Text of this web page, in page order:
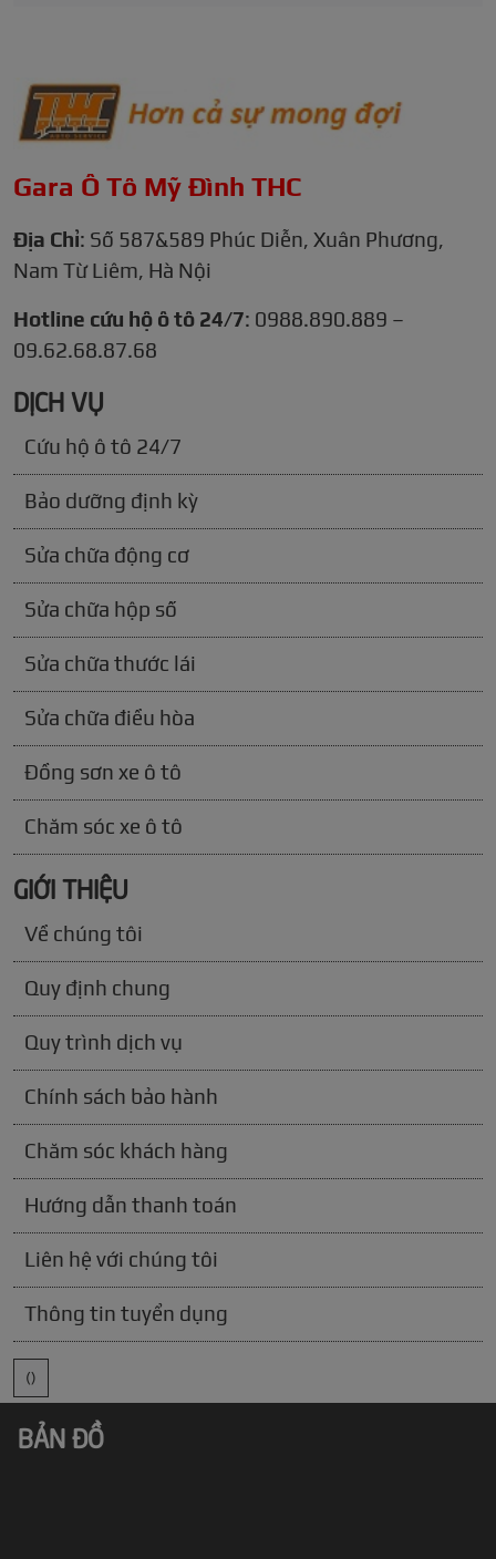
Gara Ô Tô Mỹ Đình THC
Địa Chỉ: Số 587&589 Phúc Diễn, Xuân Phương,
Nam Từ Liêm, Hà Nội
Hotline cứu hộ ô tô 24/7: 0988.890.889 –
09.62.68.87.68
DỊCH VỤ
Cứu hộ ô tô 24/7
Bảo dưỡng định kỳ
Sửa chữa động cơ
Sửa chữa hộp số
Sửa chữa thước lái
Sửa chữa điều hòa
Đồng sơn xe ô tô
Chăm sóc xe ô tô
GIỚI THIỆU
Về chúng tôi
Quy định chung
Quy trình dịch vụ
Chính sách bảo hành
Chăm sóc khách hàng
Hướng dẫn thanh toán
Liên hệ với chúng tôi
Thông tin tuyển dụng
()
BẢN ĐỒ